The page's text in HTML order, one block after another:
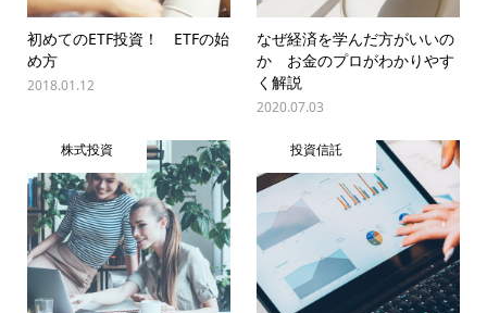
初めてのETF投資！ ETFの始
め方
2018.01.12
なぜ経済を学んだ方がいいの
か お金のプロがわかりやす
く解説
2020.07.03
株式投資 投資信託